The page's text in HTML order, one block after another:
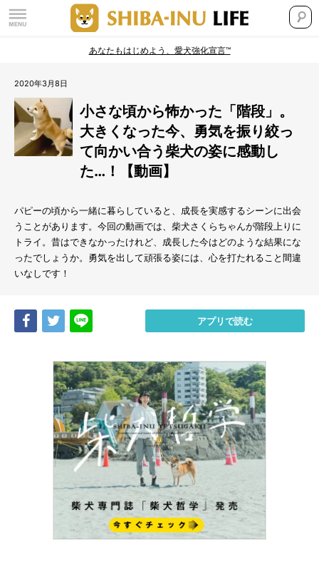
あなたもはじめよう、愛犬強化宣言™
2020年3月8日
小さな頃から怖かった「階段」。
大きくなった今、勇気を振り絞っ
て向かい合う柴犬の姿に感動し
た…！【動画】
パピーの頃から一緒に暮らしていると、成長を実感するシーンに出会
うことがあります。今回の動画では、柴犬さくらちゃんが階段上りに
トライ。昔はできなかったけれど、成長した今はどのような結果にな
ったでしょうか。勇気を出して頑張る姿には、心を打たれること間違
いなしです！
Share Tweet アプリで読む